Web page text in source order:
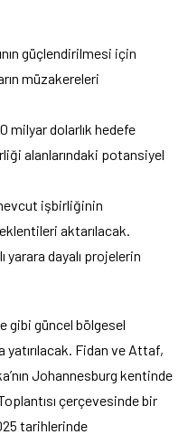
güçlendirilmesi için
müzakereleri
milyar dolarlık hedefe
alanlarındaki potansiyel
işbirliğinin
aktarılacak.
yarara dayalı projelerin
gibi güncel bölgesel
Fidan ve Attaf,
Johannesburg kentinde
çerçevesinde bir
tarihlerinde